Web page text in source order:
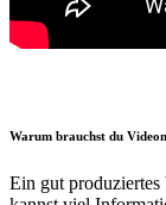
Warum brauchst du
Ein gut